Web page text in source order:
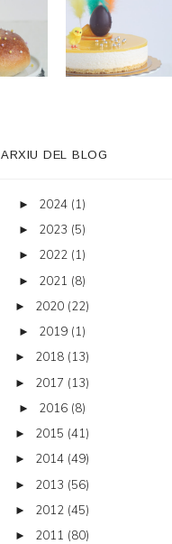
ARXIU DEL BLOG
► 2024 (1)
► 2023 (5)
► 2022 (1)
► 2021 (8)
► 2020 (22)
► 2019 (1)
► 2018 (13)
► 2017 (13)
► 2016 (8)
► 2015 (41)
► 2014 (49)
► 2013 (56)
► 2012 (45)
► 2011 (80)